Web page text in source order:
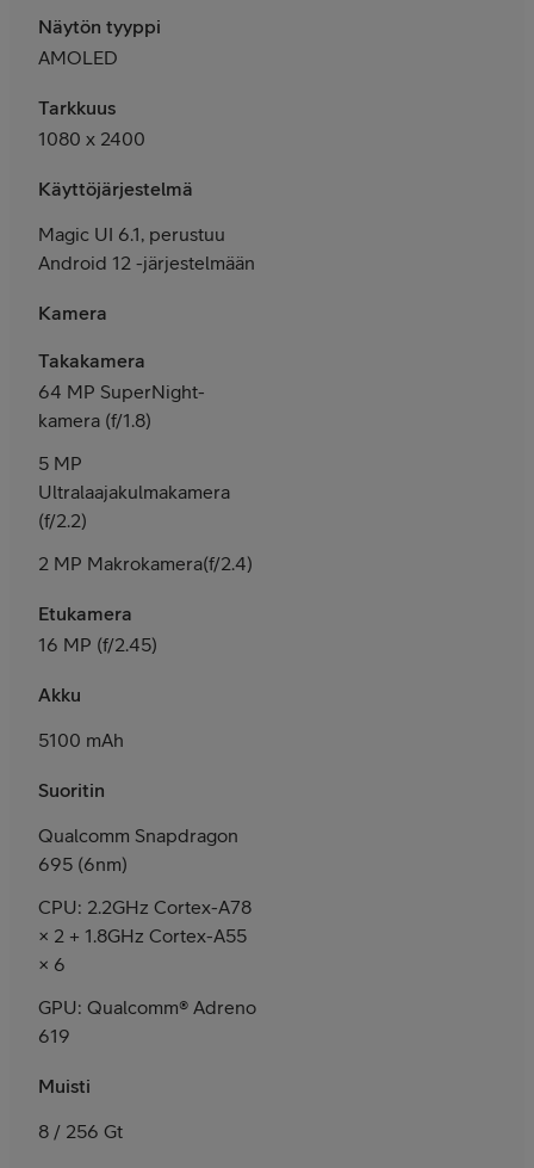
Näytön tyyppi
AMOLED
Tarkkuus
1080 x 2400
Käyttöjärjestelmä
Magic UI 6.1, perustuu
Android 12 -järjestelmään
Kamera
Takakamera
64 MP SuperNight-
kamera (f/1.8)
5 MP
Ultralaajakulmakamera
(f/2.2)
2 MP Makrokamera(f/2.4)
Etukamera
16 MP (f/2.45)
Akku
5100 mAh
Suoritin
Qualcomm Snapdragon
695 (6nm)
CPU: 2.2GHz Cortex-A78
× 2 + 1.8GHz Cortex-A55
× 6
GPU: Qualcomm® Adreno
619
Muisti
8 / 256 Gt